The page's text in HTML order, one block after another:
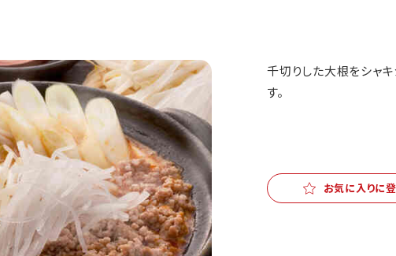
千切りした大根をシャ
す。
お気に入りに